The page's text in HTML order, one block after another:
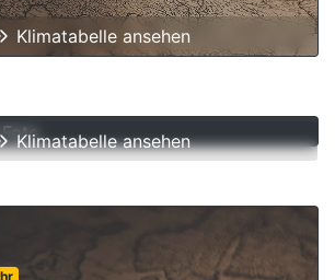
Klimatabelle ansehen
Klimatabelle ansehen